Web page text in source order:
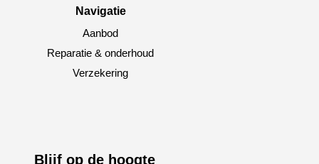
Navigatie
Aanbod
Reparatie & onderhoud
Verzekering
Blijf op de hoogte